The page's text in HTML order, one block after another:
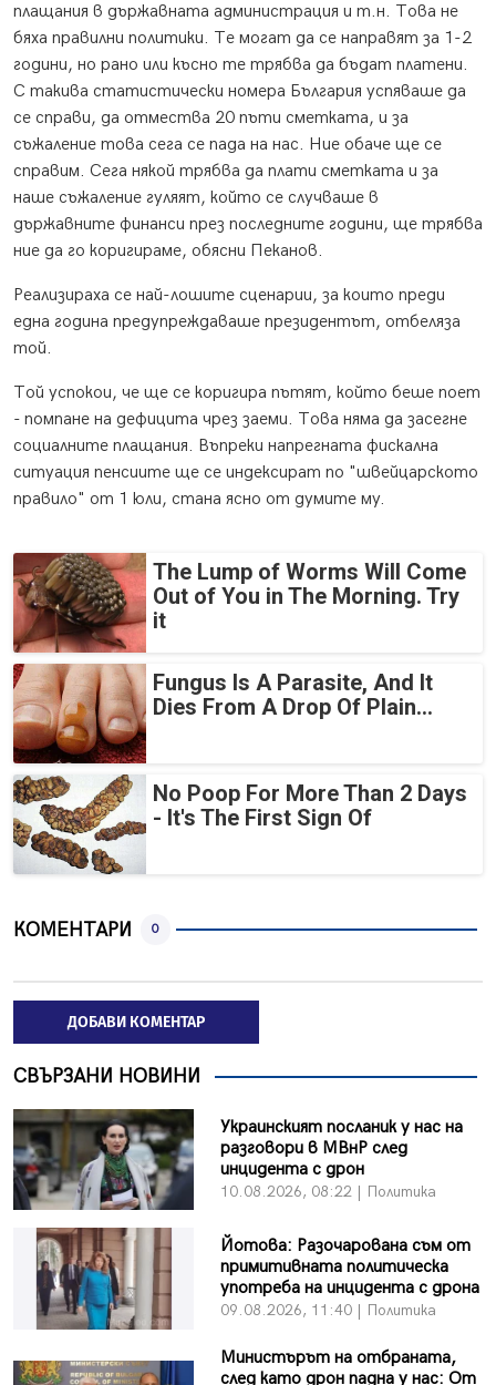
плащания в държавната администрация и т.н. Това не
бяха правилни политики. Те могат да се направят за 1-2
години, но рано или късно те трябва да бъдат платени.
С такива статистически номера България успяваше да
се справи, да отмества 20 пъти сметката, и за
съжаление това сега се пада на нас. Ние обаче ще се
справим. Сега някой трябва да плати сметката и за
наше съжаление гуляят, който се случваше в
държавните финанси през последните години, ще трябва
ние да го коригираме, обясни Пеканов.
Реализираха се най-лошите сценарии, за които преди
една година предупреждаваше президентът, отбеляза
той.
Той успокои, че ще се коригира пътят, който беше поет
- помпане на дефицита чрез заеми. Това няма да засегне
социалните плащания. Въпреки напрегната фискална
ситуация пенсиите ще се индексират по "швейцарското
правило" от 1 юли, стана ясно от думите му.
The Lump of Worms Will Come
Out of You in The Morning. Try
it
Fungus Is A Parasite, And It
Dies From A Drop Of Plain...
No Poop For More Than 2 Days
- It's The First Sign Of
КОМЕНТАРИ 0
ДОБАВИ КОМЕНТАР
СВЪРЗАНИ НОВИНИ
Украинският посланик у нас на
разговори в МВнР след
инцидента с дрон
10.08.2026, 08:22 | Политика
Йотова: Разочарована съм от
примитивната политическа
употреба на инцидента с дрона
09.08.2026, 11:40 | Политика
Министърът на отбраната,
след като дрон падна у нас: От